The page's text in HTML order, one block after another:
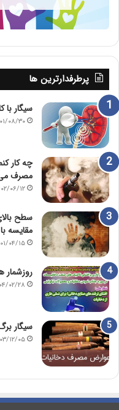
پرطرفدارترین ها
سیگار
۱۴۰۱/
چه کار
مصرف
۱۴۰۲/۰۶/
سطح
مقایسه
۱۴۰۱/
روزشمار
۱۴۰۴/
سیگار
۱۴۰۳/